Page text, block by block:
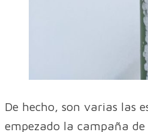
De hecho, son varias las
empezado la campaña de